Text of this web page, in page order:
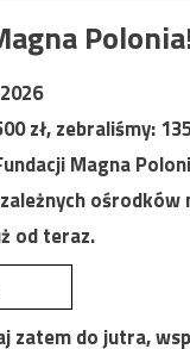
zł, zebraliśmy:
Magna
ośrodków
od teraz.
zatem do jutra,